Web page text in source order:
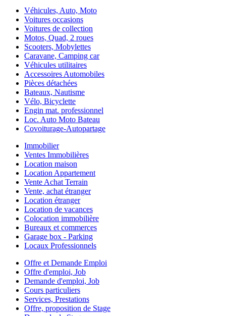
Véhicules, Auto, Moto
Voitures occasions
Voitures de collection
Motos, Quad, 2 roues
Scooters, Mobylettes
Caravane, Camping car
Véhicules utilitaires
Accessoires Automobiles
Pièces détachées
Bateaux, Nautisme
Vélo, Bicyclette
Engin mat. professionnel
Loc. Auto Moto Bateau
Covoiturage-Autopartage
Immobilier
Ventes Immobilières
Location maison
Location Appartement
Vente Achat Terrain
Vente, achat étranger
Location étranger
Location de vacances
Colocation immobilière
Bureaux et commerces
Garage box - Parking
Locaux Professionnels
Offre et Demande Emploi
Offre d'emploi, Job
Demande d'emploi, Job
Cours particuliers
Services, Prestations
Offre, proposition de Stage